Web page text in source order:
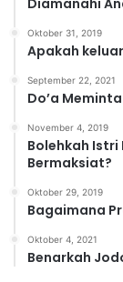
Oktober 31, 2019
Apakah
September 22, 2021
Do’a
November 4, 2019
Bolehkah Istri
Bermaksiat?
Oktober 29, 2019
Bagaimana
Oktober 4, 2021
Benarkah